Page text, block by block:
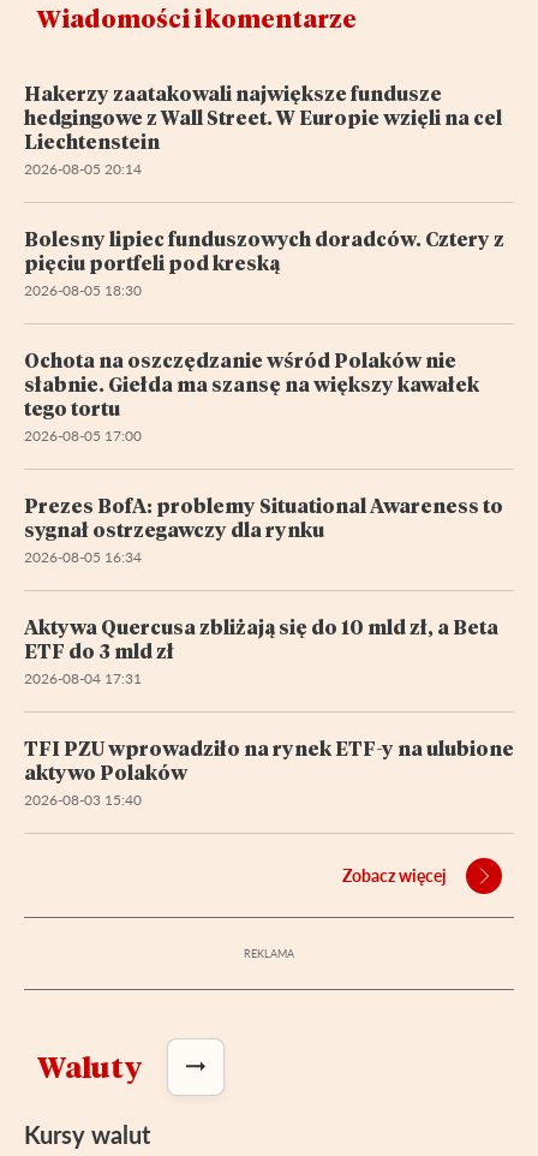
Waluty
Kursy walut
Wiadomości i komentarze
Hakerzy zaatakowali największe fundusze
hedgingowe z Wall Street. W Europie wzięli na cel
Liechtenstein
2026-08-05 20:14
Bolesny lipiec funduszowych doradców. Cztery z
pięciu portfeli pod kreską
2026-08-05 18:30
Ochota na oszczędzanie wśród Polaków nie
słabnie. Giełda ma szansę na większy kawałek
tego tortu
2026-08-05 17:00
Prezes BofA: problemy Situational Awareness to
sygnał ostrzegawczy dla rynku
2026-08-05 16:34
Aktywa Quercusa zbliżają się do 10 mld zł, a Beta
ETF do 3 mld zł
2026-08-04 17:31
TFI PZU wprowadziło na rynek ETF-y na ulubione
aktywo Polaków
2026-08-03 15:40
Zobacz więcej